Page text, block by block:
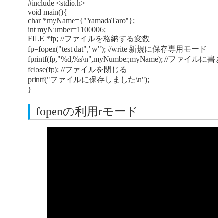
#include <stdio.h>
void main(){
char *myName={"YamadaTaro"};
int myNumber=1100006;
FILE *fp; //ファイルを格納する変数
fp=fopen("test.dat","w"); //write 新規に保存専用モード
fprintf(fp,"%d,%s\n",myNumber,myName); //ファイルに書
fclose(fp); //ファイルを閉じる
printf("ファイルに保存しました\n");
}
fopenの利用rモード